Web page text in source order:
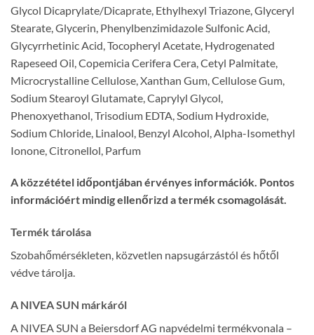
Glycol Dicaprylate/Dicaprate, Ethylhexyl Triazone, Glyceryl
Stearate, Glycerin, Phenylbenzimidazole Sulfonic Acid,
Glycyrrhetinic Acid, Tocopheryl Acetate, Hydrogenated
Rapeseed Oil, Copemicia Cerifera Cera, Cetyl Palmitate,
Microcrystalline Cellulose, Xanthan Gum, Cellulose Gum,
Sodium Stearoyl Glutamate, Caprylyl Glycol,
Phenoxyethanol, Trisodium EDTA, Sodium Hydroxide,
Sodium Chloride, Linalool, Benzyl Alcohol, Alpha-Isomethyl
Ionone, Citronellol, Parfum
A közzététel időpontjában érvényes információk. Pontos
információért mindig ellenőrizd a termék csomagolását.
Termék tárolása
Szobahőmérsékleten, közvetlen napsugárzástól és hőtől
védve tárolja.
A NIVEA SUN márkáról
A NIVEA SUN a Beiersdorf AG napvédelmi termékvonala –